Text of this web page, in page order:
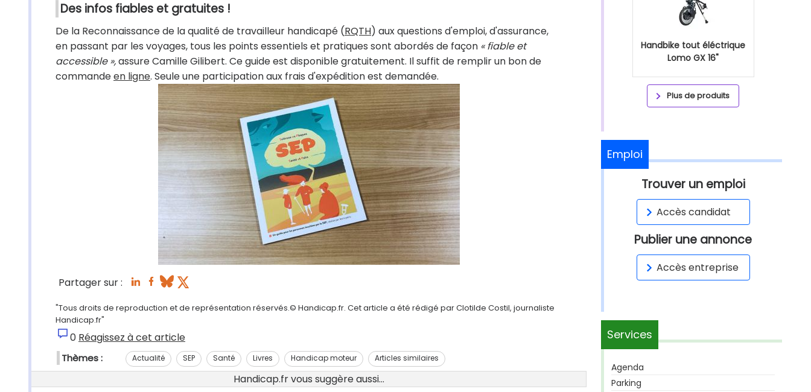
Des infos fiables et gratuites !
De la Reconnaissance de la qualité de travailleur handicapé (RQTH) aux questions d'emploi, d'assurance,
en passant par les voyages, tous les points essentiels et pratiques sont abordés de façon « fiable et
accessible »,assure Camille Gilibert. Ce guide est disponible gratuitement. Il suffit de remplir un bon de
commandeen ligne. Seule une participation aux frais d'expédition est demandée.
Partager sur :
"Tous droits de reproduction et de représentation réservés.© Handicap.fr. Cet article a été rédigé par Clotilde Costil, journaliste
Handicap.fr"
0 Réagissez à cet article
Thèmes : Actualité SEP Santé Livres Handicap moteur Articles similaires
Handicap.fr vous suggère aussi...
Handbike tout éléctrique
Lomo GX 16"
Plus de produits
Emploi
Trouver un emploi
Accès candidat
Publier une annonce
Accès entreprise
Services
Agenda
Parking